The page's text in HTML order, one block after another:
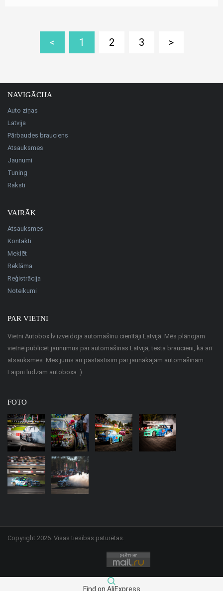
< 1 2 3 >
NAVIGĀCIJA
Auto ziņas
Latvija
Pārbaudes brauciens
Atsauksmes
Jaunumi
Tuning
Raksti
VAIRĀK
Atsauksmes
Kontakti
Meklēt
Reklāma
Reģistrācija
Noteikumi
PAR VIETNI
Vietni Autobox.lv izveidoja automašīnu cienītāji Latvijā. Mēs plānojam
vietnē publicēt jaunumus par automašīnas Latvijā, testa braucieni, kā arī
atsauksmes. Mēs jums arī pastāstīsim par jaunākajām automašīnām.
Laipni lūdzam autoboxā :)
FOTO
Copyright 2026. Visas tiesības paturētas.
Find on AliExpress